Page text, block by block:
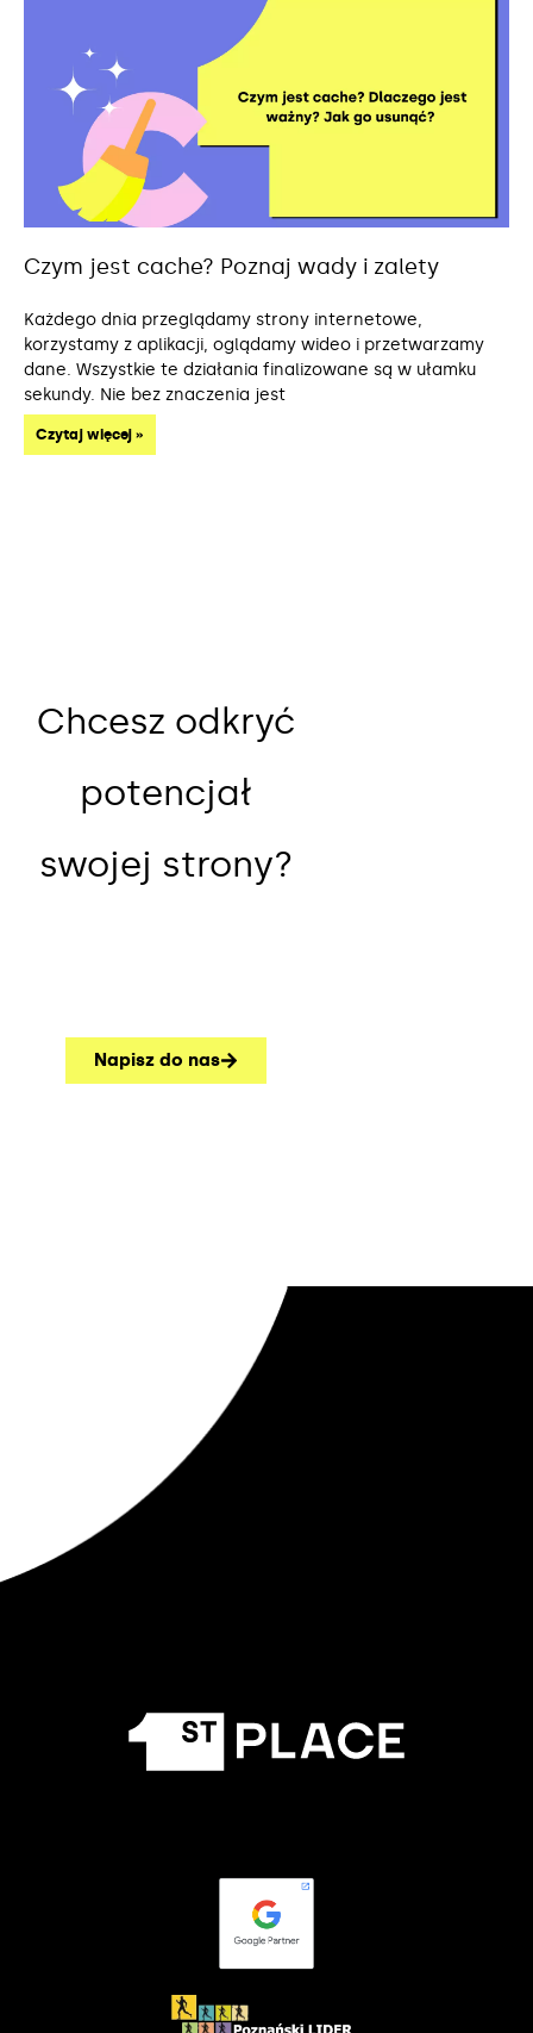
Czym jest cache? Poznaj wady i zalety
Każdego dnia przeglądamy strony internetowe,
korzystamy z aplikacji, oglądamy wideo i przetwarzamy
dane. Wszystkie te działania finalizowane są w ułamku
sekundy. Nie bez znaczenia jest
Czytaj więcej »
Chcesz odkryć
potencjał
swojej strony?
Napisz do nas